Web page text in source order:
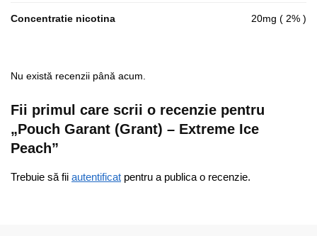
Concentratie nicotina 20mg ( 2% )
Nu există recenzii până acum.
Fii primul care scrii o recenzie pentru
„Pouch Garant (Grant) – Extreme Ice
Peach”
Trebuie să fii autentificat pentru a publica o recenzie.